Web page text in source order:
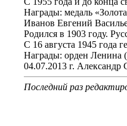
Награды: медаль
Иванов Евгений
Родился в 1903 году.
С 16 августа 1945 года
Награды: орден Ленина
04.07.2013 г. Александр
Последний раз